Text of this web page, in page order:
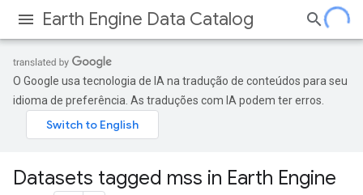
Earth Engine Data Catalog
O Google usa tecnologia de IA na tradução de conteúdos para seu
idioma de preferência. As traduções com IA podem ter erros.
Datasets tagged mss in Earth Engine